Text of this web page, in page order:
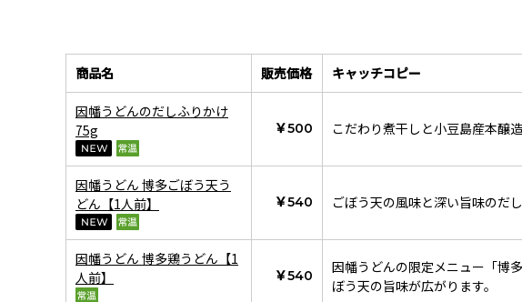
商品名 販売価格 キャッチコピー
因幡うどんのだしふりかけ
75g
￥500 こだわり煮干しと小豆島産本醸
因幡うどん 博多ごぼう天う
どん【1人前】
￥540 ごぼう天の風味と深い旨味のだ
因幡うどん 博多鶏うどん【1
人前】
￥540
因幡うどんの限定メニュー「博
ぼう天の旨味が広がります。